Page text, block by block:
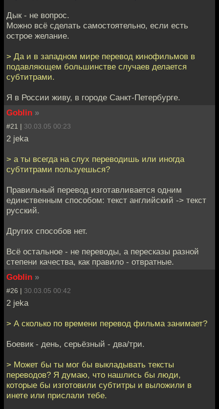
Дык - не вопрос.
Можно всё сделать самостоятельно, если есть
острое желание.
> Да и в западном мире перевод кинофильмов в
подавляющем большинстве случаев делается
субтитрами.
Я в России живу, в городе Санкт-Петербурге.
Goblin »
#21 | 30.03.05 00:23
2 jeka
> а ты всегда на слух переводишь или иногда
субтитрами пользуешься?
Правильный перевод изготавливается одним
единственным способом: текст английский -> текст
русский.
Других способов нет.
Всё остальное - не переводы, а пересказы разной
степени качества, как правило - отвратные.
Goblin »
#26 | 30.03.05 00:42
2 jeka
> А сколько по времени перевод фильма занимает?
Боевик - день, серьёзный - два/три.
> Может бы ты мог бы выкладывать тексты
переводов? Я думаю, что нашлись бы люди,
которые бы изготовили субтитры и выложили в
инете или прислали тебе.